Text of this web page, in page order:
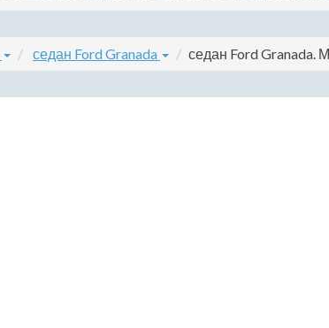
седан Ford Granada седан Ford Granada.